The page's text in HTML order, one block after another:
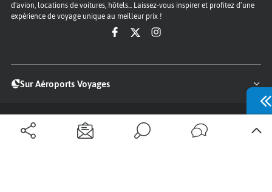
d'avion, locations de voitures, hôtels... Laissez-vous inspirer et profitez d’une
expérience de voyage unique au meilleur prix !
Sur Aéroports Voyages
Aéroports